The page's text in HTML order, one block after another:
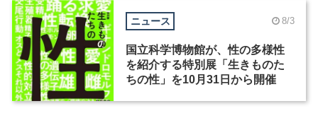
ニュース 8/3
国立科学博物館が、性の多様性
を紹介する特別展「生きものた
ちの性」を10月31日から開催